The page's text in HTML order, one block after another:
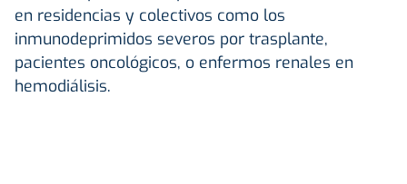
en residencias y colectivos como los
inmunodeprimidos severos por trasplante,
pacientes oncológicos, o enfermos renales en
hemodiálisis.